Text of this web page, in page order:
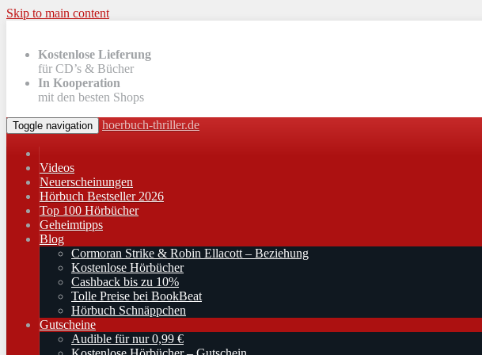
Skip to main content
Kostenlose Lieferung
für CD’s & Bücher
In Kooperation
mit den besten Shops
Toggle navigation hoerbuch-thriller.de
Videos
Neuerscheinungen
Hörbuch Bestseller 2026
Top 100 Hörbücher
Geheimtipps
Blog
Cormoran Strike & Robin Ellacott – Beziehung
Kostenlose Hörbücher
Cashback bis zu 10%
Tolle Preise bei BookBeat
Hörbuch Schnäppchen
Gutscheine
Audible für nur 0,99 €